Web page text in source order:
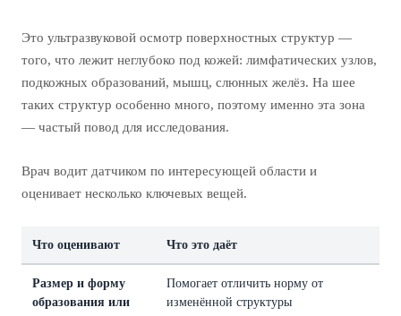
Это ультразвуковой осмотр поверхностных структур —
того, что лежит неглубоко под кожей: лимфатических узлов,
подкожных образований, мышц, слюнных желёз. На шее
таких структур особенно много, поэтому именно эта зона
— частый повод для исследования.
Врач водит датчиком по интересующей области и
оценивает несколько ключевых вещей.
Что оценивают Что это даёт
Размер и форму
образования или
Помогает отличить норму от
изменённой структуры